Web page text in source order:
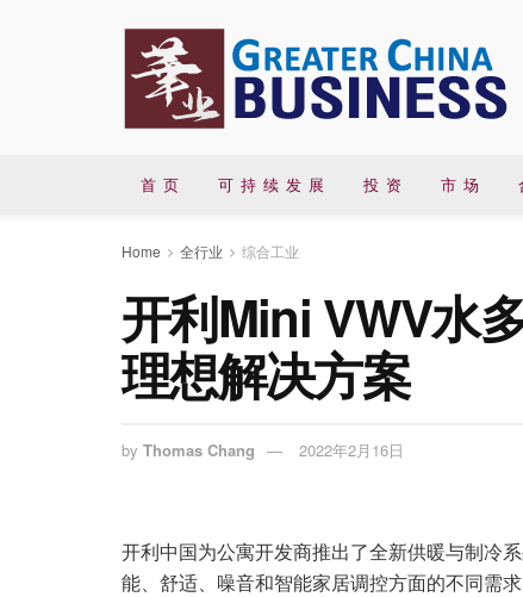
首 页 可 持 续 发 展 投 资 市 场
Home 全行业 综合工业
开利Mini VWV水
理想解决方案
by Thomas Chang 2022年2月16日
开利中国为公寓开发商推出了全新供暖与制冷
能、舒适、噪音和智能家居调控方面的不同需